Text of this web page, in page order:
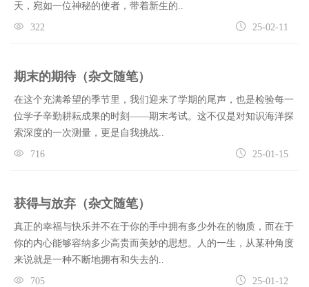
天，宛如一位神秘的使者，带着新生的..
322 25-02-11
期末的期待（杂文随笔）
在这个充满希望的季节里，我们迎来了学期的尾声，也是检验每一
位学子辛勤耕耘成果的时刻——期末考试。这不仅是对知识海洋探
索深度的一次测量，更是自我挑战..
716 25-01-15
获得与放弃（杂文随笔）
真正的幸福与快乐并不在于你的手中拥有多少外在的物质，而在于
你的内心能够容纳多少高贵而美妙的思想。人的一生，从某种角度
来说就是一种不断地拥有和失去的..
705 25-01-12